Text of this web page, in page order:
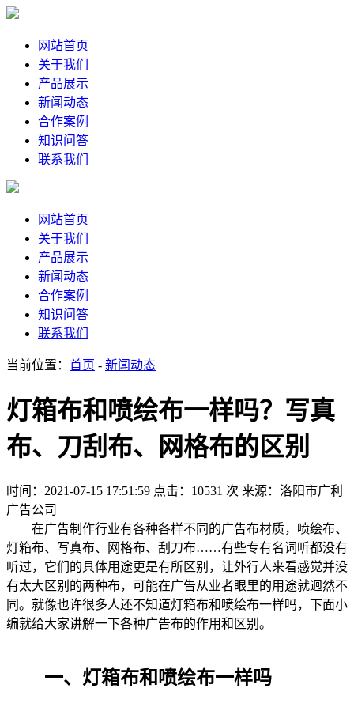
网站首页
关于我们
产品展示
新闻动态
合作案例
知识问答
联系我们
网站首页
关于我们
产品展示
新闻动态
合作案例
知识问答
联系我们
当前位置： 首页 - 新闻动态
灯箱布和喷绘布一样吗？写真
布、刀刮布、网格布的区别
时间：2021-07-15 17:51:59 点击：10531 次 来源：洛阳市广利
广告公司
在广告制作行业有各种各样不同的广告布材质，喷绘布、
灯箱布、写真布、网格布、刮刀布……有些专有名词听都没有
听过，它们的具体用途更是有所区别，让外行人来看感觉并没
有太大区别的两种布，可能在广告从业者眼里的用途就迥然不
同。就像也许很多人还不知道灯箱布和喷绘布一样吗，下面小
编就给大家讲解一下各种广告布的作用和区别。
一、灯箱布和喷绘布一样吗